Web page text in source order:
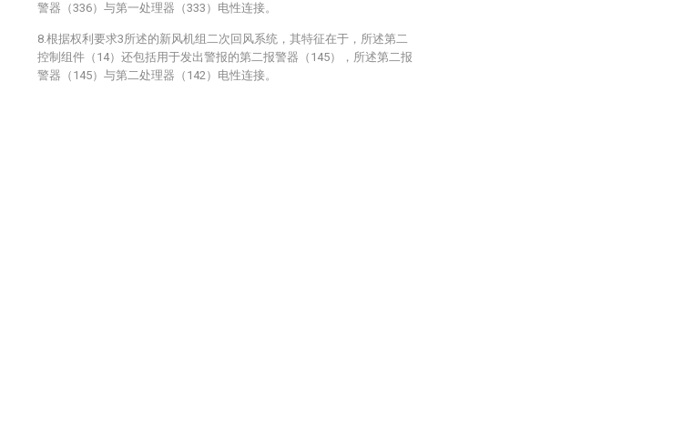
警器（336）与第一处理器（333）电性连接。
8.根据权利要求3所述的新风机组二次回风系统，其特征在于，所述第二
控制组件（14）还包括用于发出警报的第二报警器（145），所述第二报
警器（145）与第二处理器（142）电性连接。